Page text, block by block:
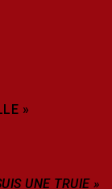
»
UNE TRUIE »